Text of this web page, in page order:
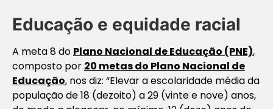
Educação e equidade racial
A meta 8 do Plano Nacional de Educação (PNE),
composto por 20 metas do Plano Nacional de
Educação, nos diz: “Elevar a escolaridade média da
população de 18 (dezoito) a 29 (vinte e nove) anos,